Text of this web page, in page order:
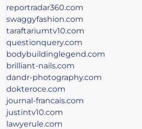
reportradar360.com
swaggyfashion.com
taraftariumtv10.com
questionquery.com
bodybuildinglegend.com
brilliant-nails.com
dandr-photography.com
dokteroce.com
journal-francais.com
justintv10.com
lawyerule.com